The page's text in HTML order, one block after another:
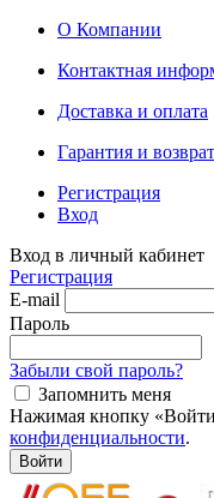
О Компании
Контактная
Доставка и оплата
Гарантия и возврат
Регистрация
Вход
Вход в личный кабинет
Регистрация
E-mail
Пароль
Забыли свой пароль?
Запомнить меня
Нажимая кнопку
конфиденциальности.
Войти